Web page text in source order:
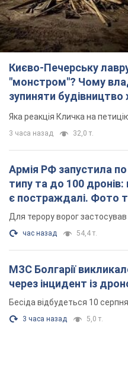
Києво-Печерську
"монстром"? Чому
зупиняти
"московського
Яка реакція Кличка на
3 часа назад 32,0 т.
Армія РФ запустила по
типу та до 100 дронів:
є постраждалі. Фото
Для терору ворог
час назад 54,4 т.
МЗС Болгарії
через інцидент із
Бесіда відбудеться 10 серпня
3 часа назад 5,0 т.